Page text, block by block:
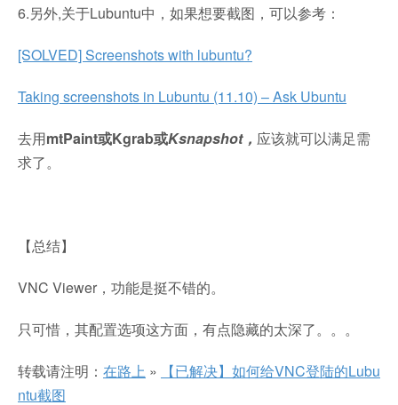
6.另外,关于Lubuntu中，如果想要截图，可以参考：
[SOLVED] Screenshots with lubuntu?
Taking screenshots in Lubuntu (11.10) – Ask Ubuntu
去用mtPaint或Kgrab或Ksnapshot， 应该就可以满足需
求了。
【总结】
VNC Viewer，功能是挺不错的。
只可惜，其配置选项这方面，有点隐藏的太深了。。。
转载请注明： 在路上 »
【已解决】如何给VNC登陆的Lubu
ntu截图